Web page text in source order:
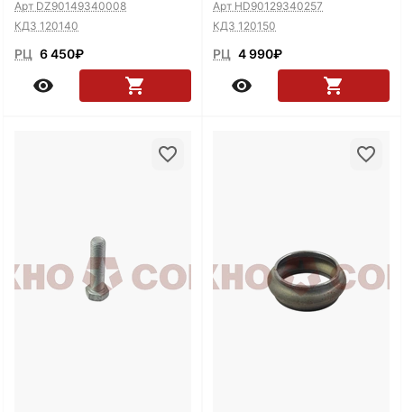
Арт DZ90149340008
КДЗ 120140
РЦ 6 450₽
Арт HD90129340257
КДЗ 120150
РЦ 4 990₽